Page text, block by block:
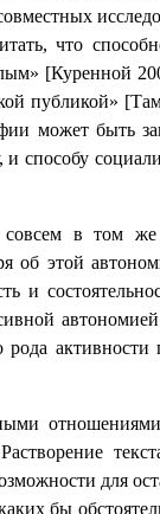
что
[Куренной
публикой»
может быть
способу
совсем в том
об этой
и
активности
для
бы